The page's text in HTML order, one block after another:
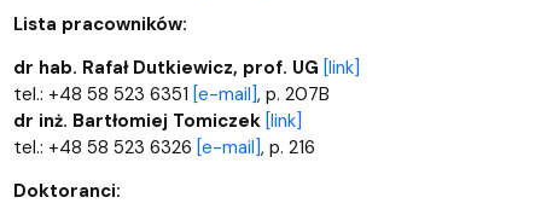
Lista pracowników:
dr hab. Rafał Dutkiewicz, prof. UG [link]
tel.: +48 58 523 6351 [e-mail], p. 207B
dr inż. Bartłomiej Tomiczek [link]
tel.: +48 58 523 6326 [e-mail], p. 216
Doktoranci: